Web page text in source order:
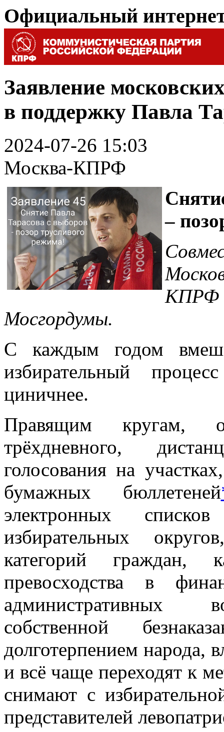
Официальный
Заявление
в поддержку Павла
2024-07-26 15:03
Москва-КПРФ
–
КПРФ
Мосгордумы.
С каждым годом
избирательный
циничнее.
Правящим кругам,
трёхдневного,
голосования на
бумажных бюллетеней
электронных
избирательных
категорий граждан,
превосходства в
административных
собственной
долготерпением народа,
и всё чаще переходят к
снимают с
представителей